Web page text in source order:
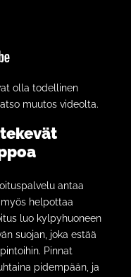
olla todellinen
muutos videolta.
antaa
helpottaa
luo kylpyhuoneen
suojan, joka estää
Pinnat
pidempään, ja